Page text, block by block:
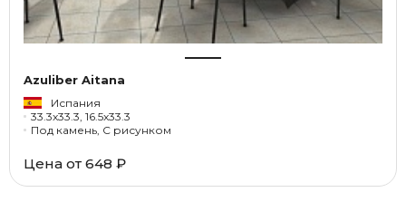
Azuliber Aitana
Испания
33.3x33.3, 16.5x33.3
Под камень, С рисунком
Цена от 648 ₽